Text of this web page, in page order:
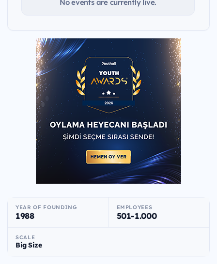
No events are currently live.
YEAR OF FOUNDING
1988
EMPLOYEES
501-1.000
SCALE
Big Size